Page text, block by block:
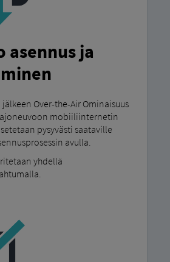
asennus ja
jälkeen Over-the-Air Ominaisuus
mobiiliinternetin
pysyvästi saataville
avulla.
yhdellä